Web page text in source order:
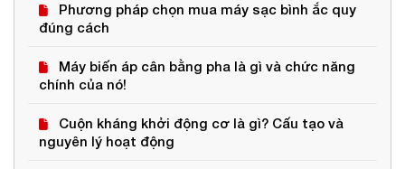
Phương pháp chọn mua máy sạc bình ắc quy
đúng cách
Máy biến áp cân bằng pha là gì và chức năng
chính của nó!
Cuộn kháng khởi động cơ là gì? Cấu tạo và
nguyên lý hoạt động